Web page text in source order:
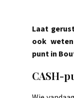
Laat
ook
punt in
CASH-